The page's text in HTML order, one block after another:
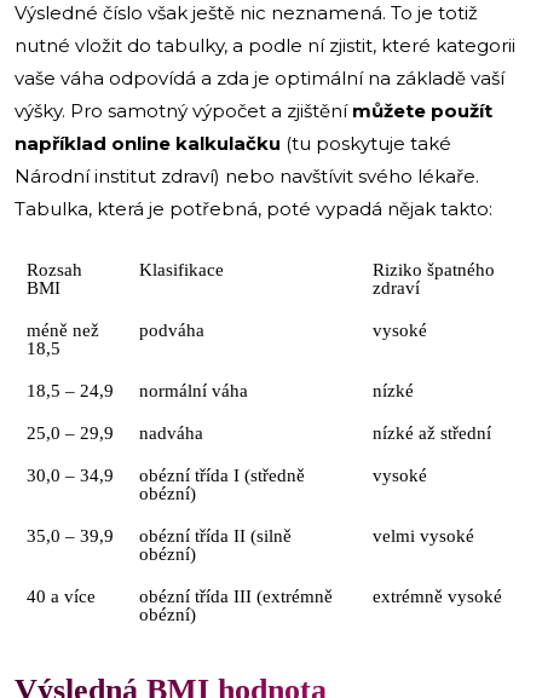
Výsledné číslo však ještě nic neznamená. To je totiž
nutné vložit do tabulky, a podle ní zjistit, které kategorii
vaše váha odpovídá a zda je optimální na základě vaší
výšky. Pro samotný výpočet a zjištění můžete použít
například online kalkulačku (tu poskytuje také
Národní institut zdraví) nebo navštívit svého lékaře.
Tabulka, která je potřebná, poté vypadá nějak takto:
Rozsah
BMI
Klasifikace
Riziko špatného
zdraví
méně než
18,5
podváha vysoké
18,5 – 24,9 normální váha nízké
25,0 – 29,9 nadváha nízké až střední
30,0 – 34,9
obézní třída I (středně
obézní)
vysoké
35,0 – 39,9
obézní třída II (silně
obézní)
velmi vysoké
40 a více
obézní třída III (extrémně
obézní)
extrémně vysoké
Výsledná BMI hodnota